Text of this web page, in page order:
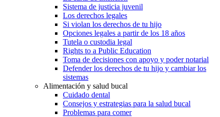
Sistema de justicia juvenil
Los derechos legales
Si violan los derechos de tu hijo
Opciones legales a partir de los 18 años
Tutela o custodia legal
Rights to a Public Education
Toma de decisiones con apoyo y poder notarial
Defender los derechos de tu hijo y cambiar los
sistemas
Alimentación y salud bucal
Cuidado dental
Consejos y estrategias para la salud bucal
Problemas para comer